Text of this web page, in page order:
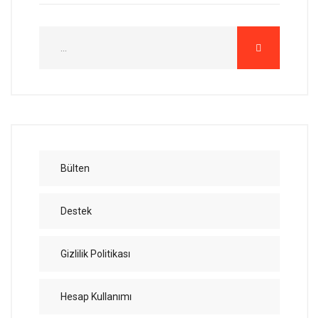
Bülten
Destek
Gizlilik Politikası
Hesap Kullanımı